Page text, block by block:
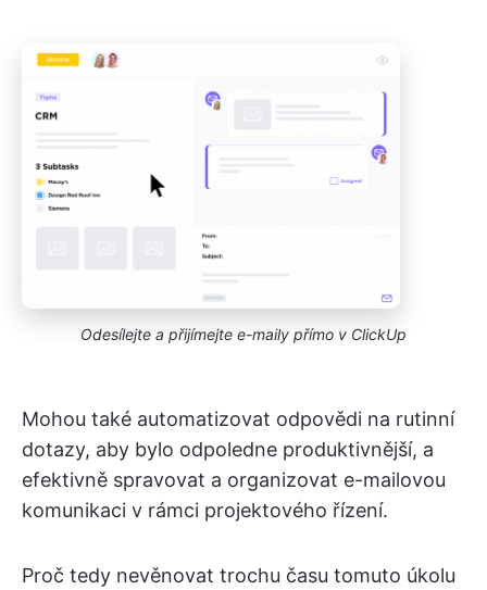
Odesílejte a přijímejte e-maily přímo v ClickUp
Mohou také automatizovat odpovědi na rutinní
dotazy, aby bylo odpoledne produktivnější, a
efektivně spravovat a organizovat e-mailovou
komunikaci v rámci projektového řízení.
Proč tedy nevěnovat trochu času tomuto úkolu